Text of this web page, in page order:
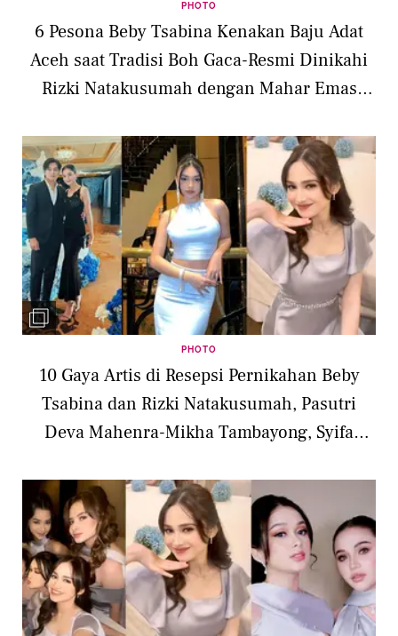
PHOTO
6 Pesona Beby Tsabina Kenakan Baju Adat
Aceh saat Tradisi Boh Gaca-Resmi Dinikahi
Rizki Natakusumah dengan Mahar Emas
PHOTO
10 Gaya Artis di Resepsi Pernikahan Beby
Tsabina dan Rizki Natakusumah, Pasutri
Deva Mahenra-Mikha Tambayong, Syifa